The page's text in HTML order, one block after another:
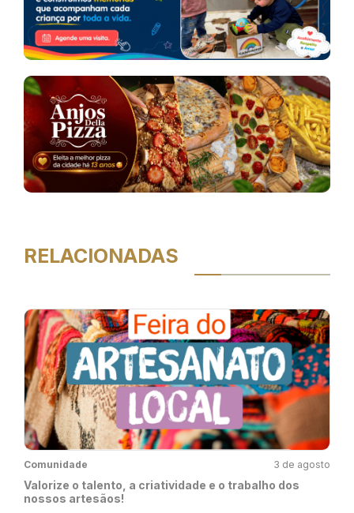
RELACIONADAS
Comunidade 3 de agosto
Valorize o talento, a criatividade e o trabalho dos
nossos artesãos!